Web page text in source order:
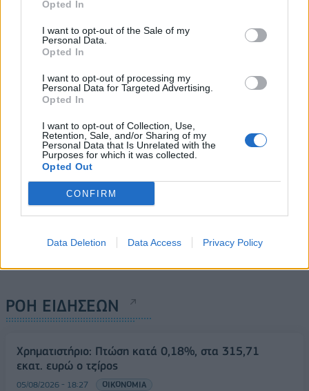
Opted In
I want to opt-out of the Sale of my
Personal Data.
Opted In
I want to opt-out of processing my
Personal Data for Targeted Advertising.
Opted In
I want to opt-out of Collection, Use,
Retention, Sale, and/or Sharing of my
Personal Data that Is Unrelated with the
Purposes for which it was collected.
Opted Out
CONFIRM
Data Deletion Data Access Privacy Policy
εξοπλισμό στο "Σωτηρία"
09/04/2020 - 17:30
Η Autohellas με τη
Κοινοτήτων
ΡΟΗ ΕΙΔΗΣΕΩΝ
Χρηματιστήριο: Πτώση κατά 0,18%, στα 315,71
εκατ. ευρώ ο τζίρος
05/08/2026 - 18:27 ΟΙΚΟΝΟΜΙΑ